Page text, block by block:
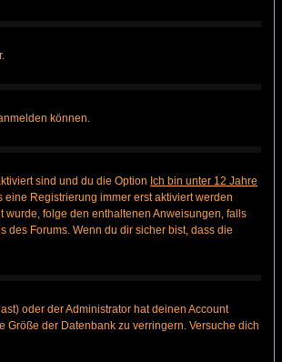
können.
sind und du die Option Ich bin unter 12 Jahre
Registrierung immer erst aktiviert werden
wurde, folge den enthaltenen Anweisungen, falls
des Forums. Wenn du dir sicher bist, dass die
oder der Administrator hat deinen Account
Größe der Datenbank zu verringern. Versuche dich